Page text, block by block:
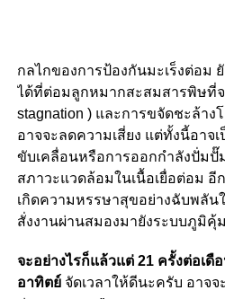
กลไกของการป้องกันมะเร็งต่อม
ได้ที่ต่อมลูกหมากสะสมสารพิษที่จ
stagnation ) และการขจัดชะล้าง
อาจจะลดความเสี่ยง แต่ทั้งนี้อาจ
ขับเคลื่อนหรือการออกกำลังปั่มปั๊
สภาวะแวดล้อมในเนื้อเยื่อต่อม อี
เกิดความหรรษาสุขอย่างฉับพลัน
สั่งงานผ่านสมองมายังระบบภูมิคุ้
จะอย่างไรก็แล้วแต่ 21 ครั้งต่อเดื
อาทิตย์จัดเวลาให้ดีนะครับ อาจจ